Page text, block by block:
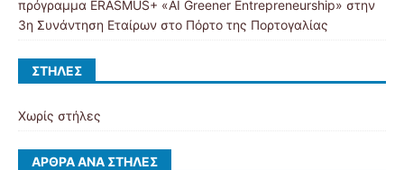
πρόγραμμα ERASMUS+ «AI Greener Entrepreneurship» στην
3η Συνάντηση Εταίρων στο Πόρτο της Πορτογαλίας
ΣΤΉΛΕΣ
Χωρίς στήλες
ΆΡΘΡΑ ΑΝΆ ΣΤΉΛΕΣ